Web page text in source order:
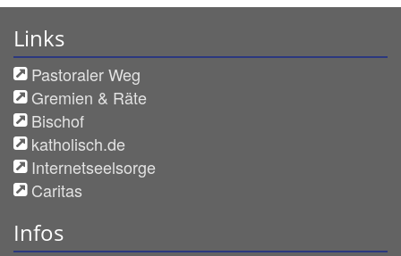
Links
Pastoraler Weg
Gremien & Räte
Bischof
katholisch.de
Internetseelsorge
Caritas
Infos